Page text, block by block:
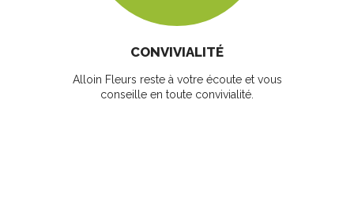
CONVIVIALITÉ
Alloin Fleurs reste à votre écoute et vous
conseille en toute convivialité.